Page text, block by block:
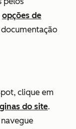
opções de
documentação
clique em
do site.